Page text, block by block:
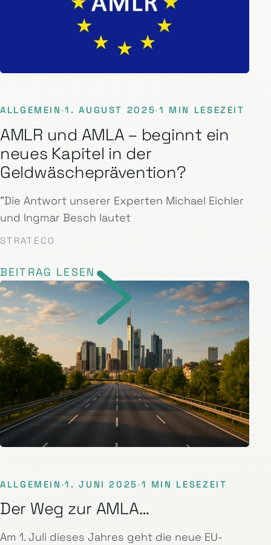
ALLGEMEIN ·1. AUGUST 2025·1 MIN LESEZEIT
AMLR und AMLA – beginnt ein
neues Kapitel in der
Geldwäscheprävention?
"Die Antwort unserer Experten Michael Eichler
und Ingmar Besch lautet
STRATECO
BEITRAG LESEN
ALLGEMEIN ·1. JUNI 2025·1 MIN LESEZEIT
Der Weg zur AMLA…
Am 1. Juli dieses Jahres geht die neue EU-